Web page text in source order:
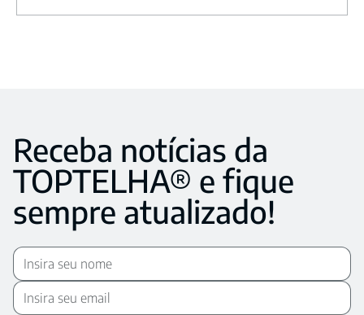
Receba notícias da
TOPTELHA® e fique
sempre atualizado!